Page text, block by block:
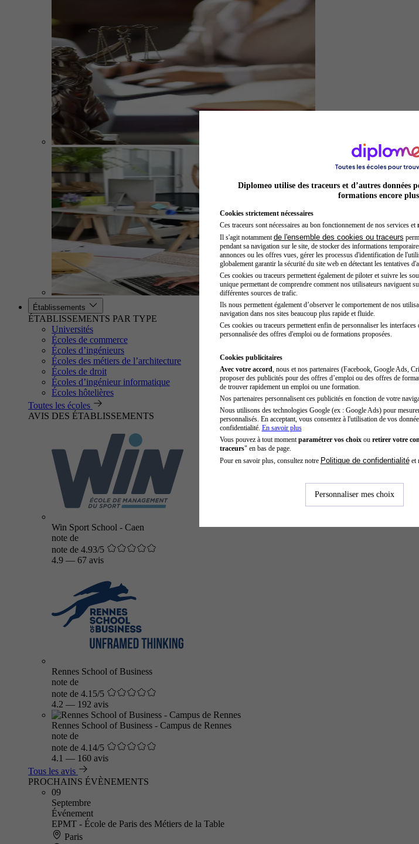
Établissements
ÉTABLISSEMENTS PAR TYPE
Universités
Écoles de commerce
Écoles d’ingénieurs
Écoles des métiers de l’architecture
Écoles de droit
Écoles d’ingénieur informatique
Écoles hôtelières
Toutes les écoles
AVIS DES ÉTABLISSEMENTS
Win Sport School - Caen
note de
note de 4.93/5
4.9 — 67 avis
Rennes School of Business
note de
note de 4.15/5
4.2 — 192 avis
Rennes School of Business - Campus de Rennes
note de
note de 4.14/5
4.1 — 160 avis
Tous les avis
PROCHAINS ÉVÈNEMENTS
09
Septembre
Événement
EPMT - École de Paris des Métiers de la Table
Paris
Diplomeo utilise des traceurs et d’autres données
formations encore
Cookies strictement nécessaires
Ces traceurs sont nécessaires au bon fonctionnement de nos services et
Il s'agit notamment de l'ensemble des cookies ou traceurs
pendant sa navigation sur le site, de stocker des informations
annonces ou les offres vues, gérer les processus d'identification de
globalement garantir la sécurité du site web en détectant les tentatives
Ces cookies ou traceurs permettent également de piloter et suivre les
unique permettant de comprendre comment nos utilisateurs naviguent
différentes sources de trafic.
Ils nous permettent également d’observer le comportement de nos
navigation dans nos sites beaucoup plus rapide et fluide.
Ces cookies ou traceurs permettent enfin de personnaliser les
personnalisée des offres d'emploi ou de formations proposées.
Cookies publicitaires
Avec votre accord , nous et nos partenaires (Facebook, Google Ads,
proposer des publicités pour des offres d’emploi ou des offres de
de trouver rapidement un emploi ou une formation.
Nos partenaires personnalisent ces publicités en fonction de votre
Nous utilisons des technologies Google (ex : Google Ads) pour
personnalisés. En acceptant, vous consentez à l'utilisation de vos
confidentialité. En savoir plus
Vous pouvez à tout moment paramétrer vos choixou retirer votre
traceurs" en bas de page.
Pour en savoir plus, consultez notre Politique de confidentialitéet
Personnaliser mes choix